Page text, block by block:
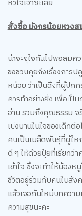
สั่งซื้อ มังกรน้อยหวงสม
ขอชวนคุยถึงเรื่องการ
หน่อย ว่าเป็นสิ่งที่ผู้ปกค
ควรทำอย่างยิ่ง เพื่อเป็
อ่าน รวมถึงคุณธรรม จ
เบ่งบานในใจของเด็กต่
คนเป็นเมล็ดพันธุ์ที่ผู้ให
ดี ๆ ให้ด้วยปุ๋ยที่เรียกว่า
เข้าใจ ซึ่งจะทำให้น้อง
ชีวิตอยู่ร่วมกับคนในสัง
แล้วเจอกันใหม่บทควา
ความสุขนะคะ